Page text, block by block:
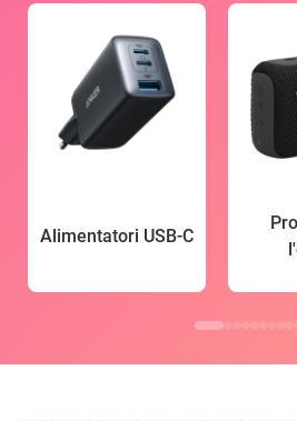
Alimentatori USB-C